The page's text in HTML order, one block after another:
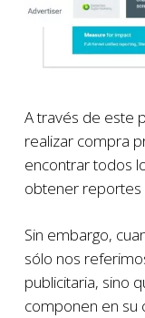
A través de este
realizar compra
encontrar todos
obtener reportes
Sin embargo,
sólo nos
publicitaria, sino
componen en su